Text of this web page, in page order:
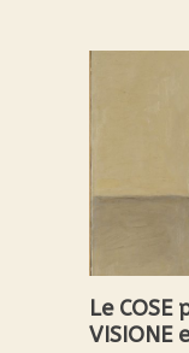
Le
VISIONE